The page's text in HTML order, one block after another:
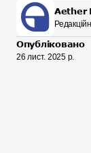
Aether
Опубліковано
26 лист. 2025 р.